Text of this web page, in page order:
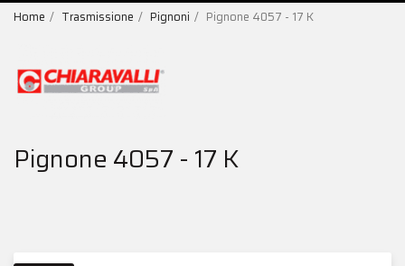
Home Trasmissione Pignoni Pignone 4057 - 17 K
Pignone 4057 - 17 K